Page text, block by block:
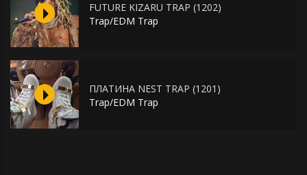
FUTURE KIZARU TRAP (1202)
Trap/EDM Trap
ПЛАТИНА NEST TRAP (1201)
Trap/EDM Trap